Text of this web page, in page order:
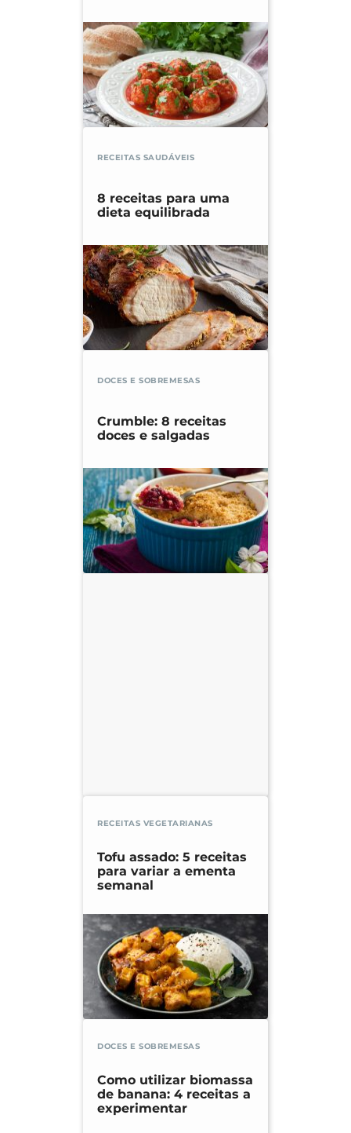
RECEITAS SAUDÁVEIS
8 receitas para uma
dieta equilibrada
DOCES E SOBREMESAS
Crumble: 8 receitas
doces e salgadas
RECEITAS VEGETARIANAS
Tofu assado: 5 receitas
para variar a ementa
semanal
DOCES E SOBREMESAS
Como utilizar biomassa
de banana: 4 receitas a
experimentar